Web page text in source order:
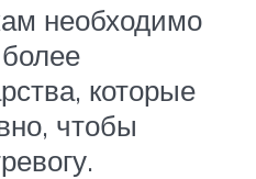
необходимо
которые
чтобы